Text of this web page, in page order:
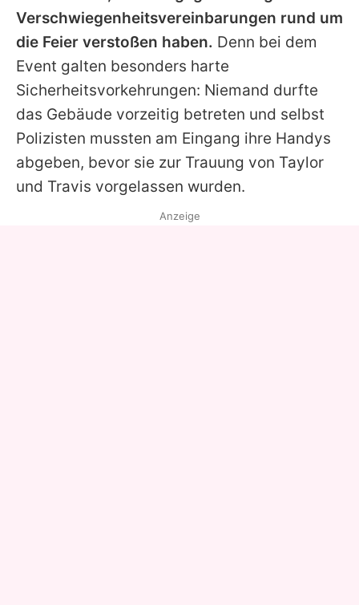
Impressum
Datenschutzerklärung
Utiq verwalten
Verschwiegenheitsvereinbarungen rund um
die Feier verstoßen haben. Denn bei dem
Event galten besonders harte
Sicherheitsvorkehrungen: Niemand durfte
das Gebäude vorzeitig betreten und selbst
Polizisten mussten am Eingang ihre Handys
abgeben, bevor sie zur Trauung von Taylor
und Travis vorgelassen wurden.
Anzeige